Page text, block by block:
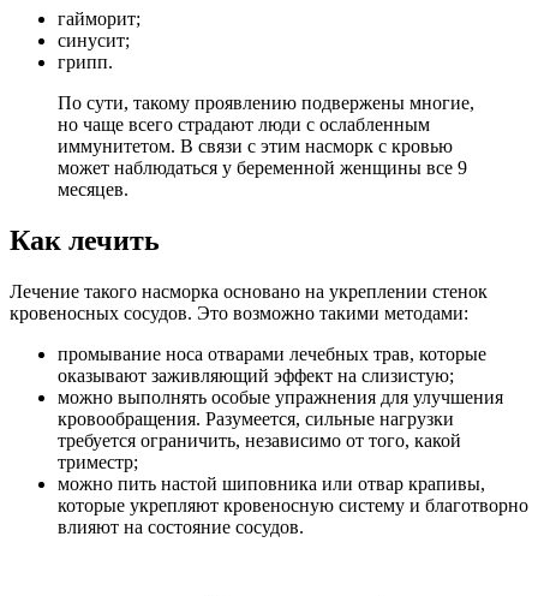
гайморит;
синусит;
грипп.
По сути, такому проявлению подвержены многие,
но чаще всего страдают люди с ослабленным
иммунитетом. В связи с этим насморк с кровью
может наблюдаться у беременной женщины все 9
месяцев.
Как лечить
Лечение такого насморка основано на укреплении стенок
кровеносных сосудов. Это возможно такими методами:
промывание носа отварами лечебных трав, которые
оказывают заживляющий эффект на слизистую;
можно выполнять особые упражнения для улучшения
кровообращения. Разумеется, сильные нагрузки
требуется ограничить, независимо от того, какой
триместр;
можно пить настой шиповника или отвар крапивы,
которые укрепляют кровеносную систему и благотворно
влияют на состояние сосудов.